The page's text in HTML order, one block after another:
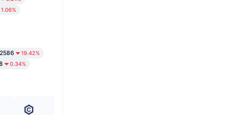
1.06%
19.42%
0.34%